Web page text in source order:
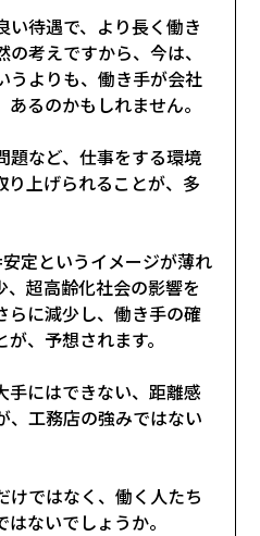
い待遇で、より長く働き
考えですから、今は、
うよりも、働き手が会社
るのかもしれません。
題など、仕事をする環境
り上げられることが、多
定というイメージが薄れ
、超高齢化社会の影響を
らに減少し、働き手の確
、予想されます。
手にはできない、距離感
、工務店の強みではない
けではなく、働く人たち
ないでしょうか。